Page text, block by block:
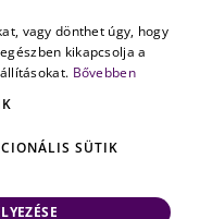
vagy dönthet úgy, hogy
kikapcsolja a
Bővebben
SÜTIK